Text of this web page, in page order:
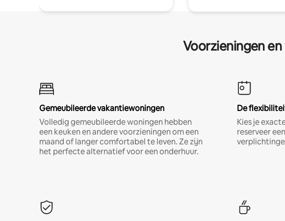
Voorzieningen
Gemeubileerde vakantiewoningen
Volledig gemeubileerde woningen hebben
een keuken en andere voorzieningen om een
maand of langer comfortabel te leven. Ze zijn
het perfecte alternatief voor een onderhuur.
De
Kies je
reserveer